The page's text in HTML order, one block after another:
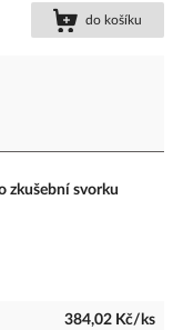
do košíku
zkušební svorku
384,02 Kč/ks